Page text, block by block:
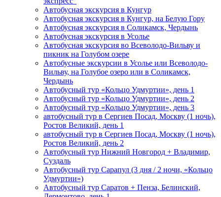
Автобусная экскурсия в Кунгур
Автобусная экскурсия в Кунгур, на Белую Гору
Автобусная экскурсия в Соликамск, Чердынь
Автобусная экскурсия в Усолье
Автобусная экскурсия во Всеволодо-Вильву и
пикник на Голубом озере
Автобусные экскурсии в Усолье или Всеволодо-
Вильву, на Голубое озеро или в Соликамск,
Чердынь
Автобусный тур «Кольцо Удмуртии», день 1
Автобусный тур «Кольцо Удмуртии», день 2
Автобусный тур «Кольцо Удмуртии», день 3
автобусный тур в Сергиев Посад, Москву (1 ночь),
Ростов Великий, день 1
автобусный тур в Сергиев Посад, Москву (1 ночь),
Ростов Великий, день 2
Автобусный тур Нижний Новгород + Владимир,
Суздаль
Автобусный тур Сарапул (3 дня / 2 ночи, «Кольцо
Удмуртии»)
Автобусный тур Саратов + Пенза, Белинский,